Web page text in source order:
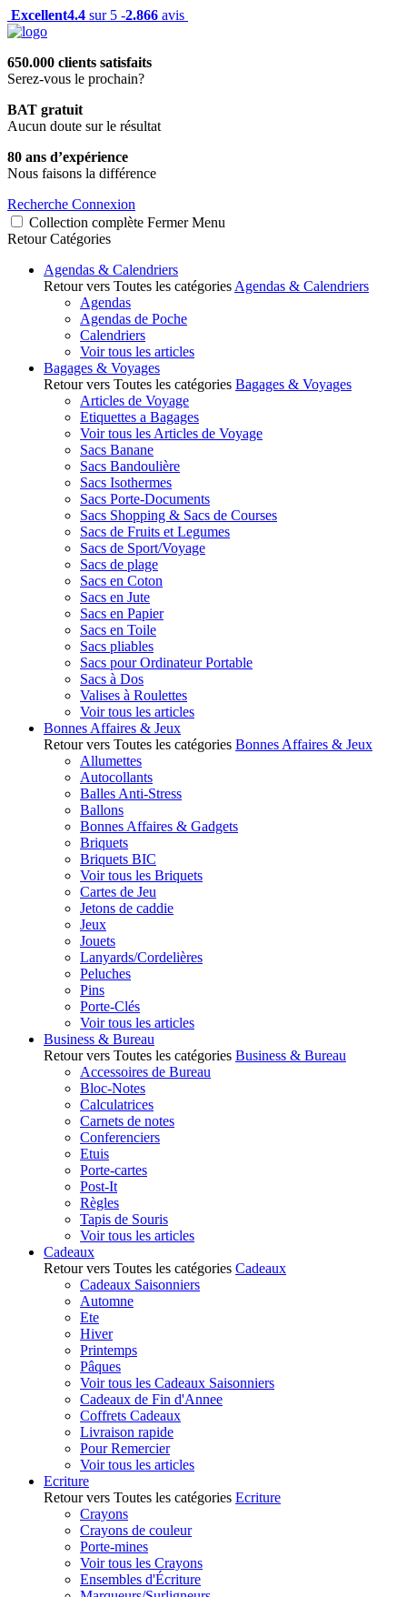
Excellent4.4 sur 5 -2.866 avis
650.000 clients satisfaits
Serez-vous le prochain?
BAT gratuit
Aucun doute sur le résultat
80 ans d’expérience
Nous faisons la différence
Recherche Connexion
Collection complète Fermer Menu
Retour Catégories
Agendas & Calendriers
Retour vers Toutes les catégories Agendas & Calendriers
Agendas
Agendas de Poche
Calendriers
Voir tous les articles
Bagages & Voyages
Retour vers Toutes les catégories Bagages & Voyages
Articles de Voyage
Etiquettes a Bagages
Voir tous les Articles de Voyage
Sacs Banane
Sacs Bandoulière
Sacs Isothermes
Sacs Porte-Documents
Sacs Shopping & Sacs de Courses
Sacs de Fruits et Legumes
Sacs de Sport/Voyage
Sacs de plage
Sacs en Coton
Sacs en Jute
Sacs en Papier
Sacs en Toile
Sacs pliables
Sacs pour Ordinateur Portable
Sacs à Dos
Valises à Roulettes
Voir tous les articles
Bonnes Affaires & Jeux
Retour vers Toutes les catégories Bonnes Affaires & Jeux
Allumettes
Autocollants
Balles Anti-Stress
Ballons
Bonnes Affaires & Gadgets
Briquets
Briquets BIC
Voir tous les Briquets
Cartes de Jeu
Jetons de caddie
Jeux
Jouets
Lanyards/Cordelières
Peluches
Pins
Porte-Clés
Voir tous les articles
Business & Bureau
Retour vers Toutes les catégories Business & Bureau
Accessoires de Bureau
Bloc-Notes
Calculatrices
Carnets de notes
Conferenciers
Etuis
Porte-cartes
Post-It
Règles
Tapis de Souris
Voir tous les articles
Cadeaux
Retour vers Toutes les catégories Cadeaux
Cadeaux Saisonniers
Automne
Ete
Hiver
Printemps
Pâques
Voir tous les Cadeaux Saisonniers
Cadeaux de Fin d'Annee
Coffrets Cadeaux
Livraison rapide
Pour Remercier
Voir tous les articles
Ecriture
Retour vers Toutes les catégories Ecriture
Crayons
Crayons de couleur
Porte-mines
Voir tous les Crayons
Ensembles d'Écriture